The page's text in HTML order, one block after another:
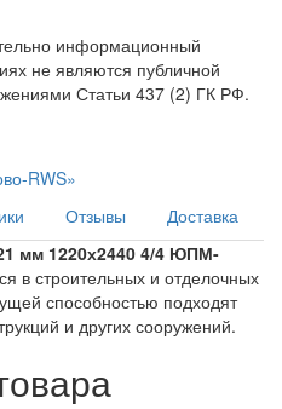
информационный
не являются публичной
Статьи 437 (2) ГК РФ.
RWS»
Отзывы
Доставка
мм 1220х2440 4/4 ЮПМ-
в строительных и отделочных
способностью подходят
и других сооружений.